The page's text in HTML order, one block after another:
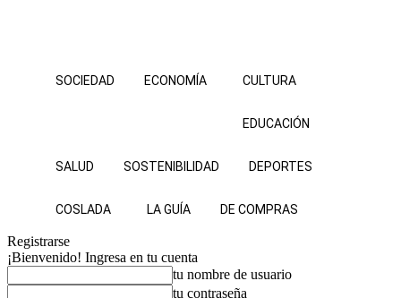
SOCIEDAD ECONOMÍA CULTURA
EDUCACIÓN
SALUD SOSTENIBILIDAD DEPORTES
COSLADA LA GUÍA DE COMPRAS
Registrarse
¡Bienvenido! Ingresa en tu cuenta
tu nombre de usuario
tu contraseña